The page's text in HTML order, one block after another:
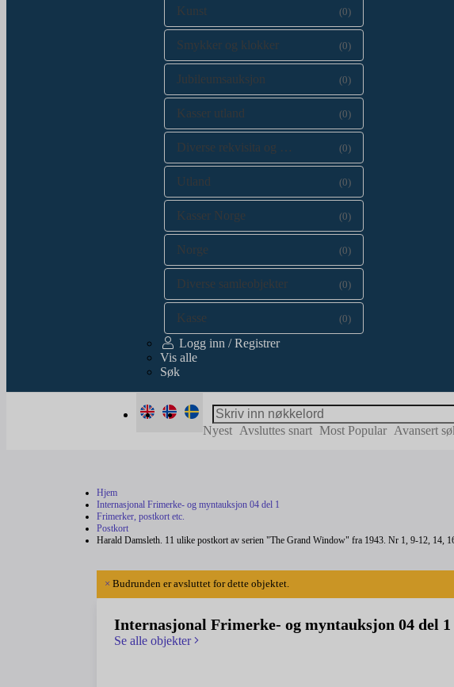
Kunst (0)
Smykker og klokker (0)
Jubileumsauksjon (0)
Kasser utland (0)
Diverse rekvisita og kataloger (0)
Utland (0)
Kasser Norge (0)
Norge (0)
Diverse samleobjekter (0)
Kasse (0)
Logg inn / Registrer
Vis alle
Søk
Nyest Avsluttes snart Most Popular Avansert
Hjem
Internasjonal Frimerke- og myntauksjon 04 del 1
Frimerker, postkort etc.
Postkort
Harald Damsleth. 11 ulike postkort av serien "The Grand Window" fra 1943. Nr 1, 9-12, 14,
× Budrunden er avsluttet for dette objektet.
Internasjonal Frimerke- og myntauksjon 04 del 1
Se alle objekter